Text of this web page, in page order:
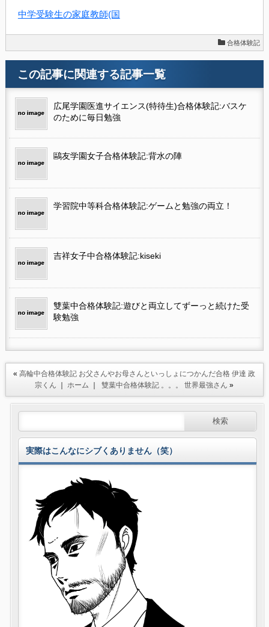
中学受験生の家庭教師(国
合格体験記
この記事に関連する記事一覧
広尾学園医進サイエンス(特待生)合格体験記:バスケ
のために毎日勉強
鷗友学園女子合格体験記:背水の陣
学習院中等科合格体験記:ゲームと勉強の両立！
吉祥女子中合格体験記:kiseki
雙葉中合格体験記:遊びと両立してずーっと続けた受
験勉強
«高輪中合格体験記 お父さんやお母さんといっしょにつかんだ合格 伊達 政
宗くん
｜ ホーム ｜雙葉中合格体験記 。。。 世界最強さん »
実際はこんなにシブくありません（笑）